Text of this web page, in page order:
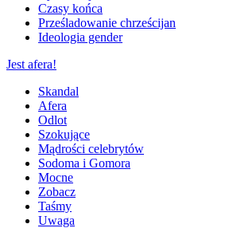
Czasy końca
Prześladowanie chrześcijan
Ideologia gender
Jest afera!
Skandal
Afera
Odlot
Szokujące
Mądrości celebrytów
Sodoma i Gomora
Mocne
Zobacz
Taśmy
Uwaga